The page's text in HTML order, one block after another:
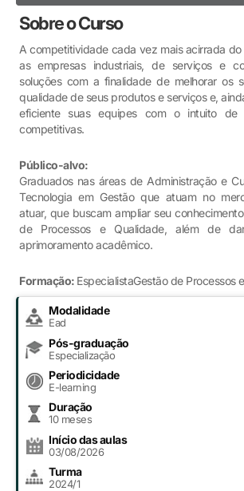
Educação a Distância
Pós-graduação
Pesquisa
Extensão
Infraestrutura e Serviços
Inovação
Sobre a ULBRA
Sobre o Curso
A competitividade cada vez mais acirrada
as empresas industriais, de serviços e
soluções com a finalidade de melhorar os
qualidade de seus produtos e serviços e,
eficiente suas equipes com o intuito de
competitivas.
Público-alvo:
Graduados nas áreas de Administração e
Tecnologia em Gestão que atuam no
atuar, que buscam ampliar seu
de Processos e Qualidade, além de
aprimoramento acadêmico.
Formação: EspecialistaGestão de Processos
Modalidade
Ead
Pós-graduação
Especialização
Periodicidade
E-learning
Duração
10 meses
Início das aulas
03/08/2026
Turma
2024/1